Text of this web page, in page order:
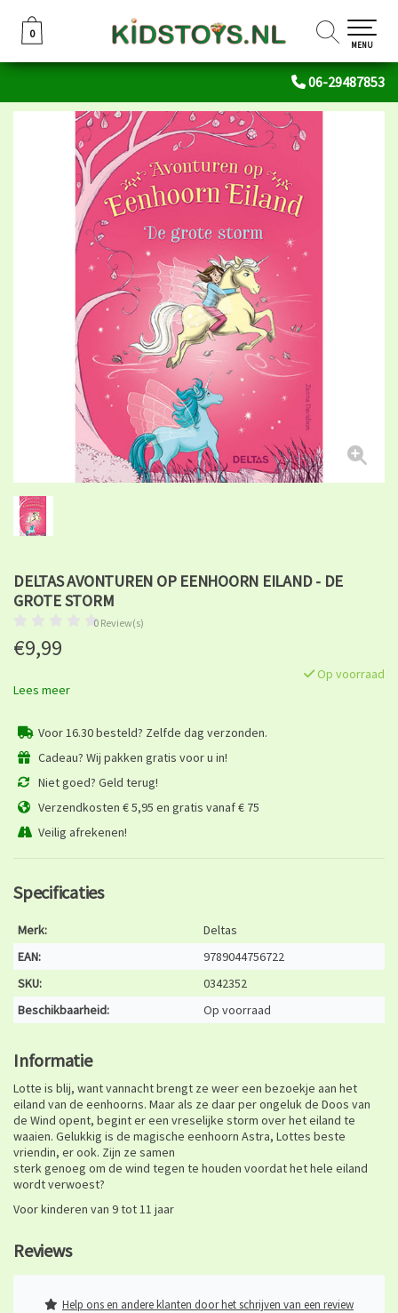
06-29487853
0
0
MENU
DELTAS AVONTUREN OP EENHOORN EILAND - DE
GROTE STORM
0 Review(s)
€9,99
Op voorraad
Lees meer
Voor 16.30 besteld? Zelfde dag verzonden.
Cadeau? Wij pakken gratis voor u in!
Niet goed? Geld terug!
Verzendkosten € 5,95 en gratis vanaf € 75
Veilig afrekenen!
Specificaties
Merk:
Deltas
EAN:
9789044756722
SKU:
0342352
Beschikbaarheid:
Op voorraad
Informatie
Lotte is blij, want vannacht brengt ze weer een bezoekje aan het
eiland van de eenhoorns. Maar als ze daar per ongeluk de Doos van
de Wind opent, begint er een vreselijke storm over het eiland te
waaien. Gelukkig is de magische eenhoorn Astra, Lottes beste
vriendin, er ook. Zijn ze samen
sterk genoeg om de wind tegen te houden voordat het hele eiland
wordt verwoest?
Voor kinderen van 9 tot 11 jaar
Reviews
Help ons en andere klanten door het schrijven van een review